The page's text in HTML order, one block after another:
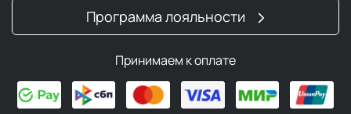
Программа лояльности
Принимаем к оплате